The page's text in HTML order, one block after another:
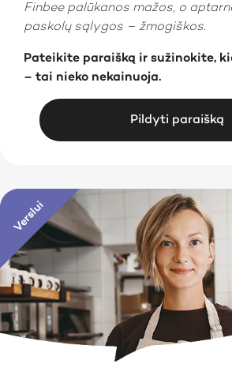
Finbee palūkanos mažos, o
paskolų sąlygos – žmogiškos.
Pateikite paraišką ir sužinokite,
– tai nieko nekainuoja.
Pildyti paraišką